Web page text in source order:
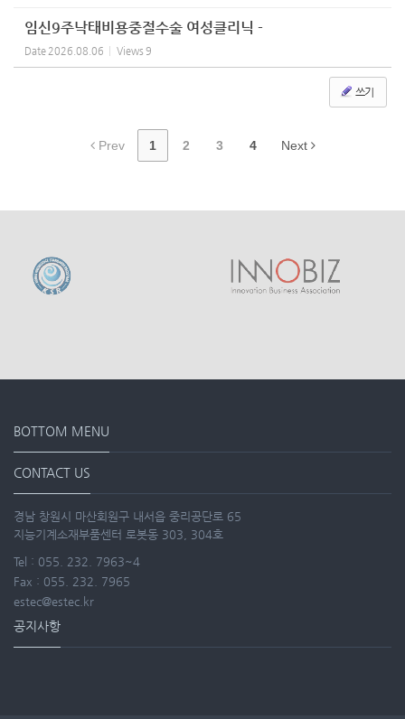
임신9주낙태비용중절수술 여성클리닉 -
Date 2026.08.06 Views 9
쓰기
Prev 1 2 3 4 Next
BOTTOM MENU
CONTACT US
경남 창원시 마산회원구 내서읍 중리공단로 65
지능기계소재부품센터 로봇동 303, 304호
Tel : 055. 232. 7963~4
Fax : 055. 232. 7965
estec@estec.kr
공지사항